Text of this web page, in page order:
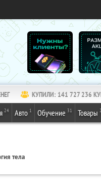
КУПИЛИ: 141 727 236
24 Авто 1 Обучение 31 Товары
тела